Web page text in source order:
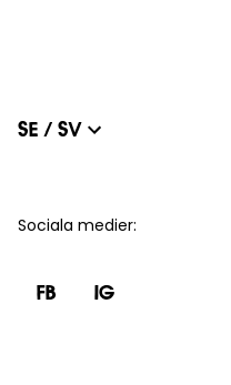
SE / SV
Sociala medier:
FB IG